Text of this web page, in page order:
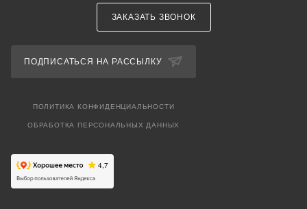
ЗАКАЗАТЬ ЗВОНОК
ПОДПИСАТЬСЯ НА РАССЫЛКУ
ПОЛИТИКА КОНФИДЕНЦИАЛЬНОСТИ
ОБРАБОТКА ПЕРСОНАЛЬНЫХ ДАННЫХ